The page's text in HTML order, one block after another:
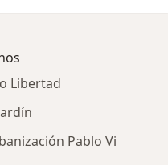
Libertad
Pablo Vi